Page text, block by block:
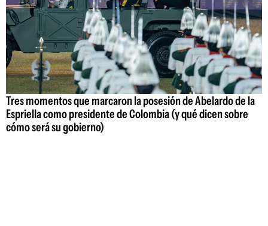
Tres momentos que marcaron la posesión de Abelardo de la
Espriella como presidente de Colombia (y qué dicen sobre
cómo será su gobierno)